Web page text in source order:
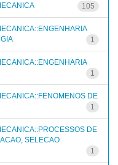
105
1
1
DE
1
DE
SELECAO
1